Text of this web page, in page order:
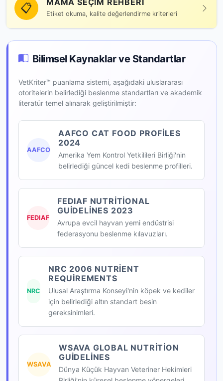
📋 Etiket okuma, kalite değerlendirme kriterleri
Bilimsel Kaynaklar ve Standartlar
VetKriter™ puanlama sistemi, aşağıdaki uluslararası
otoritelerin belirlediği beslenme standartları ve akademik
literatür temel alınarak geliştirilmiştir:
AAFCO
AAFCO CAT FOOD PROFILES
2024
Amerika Yem Kontrol Yetkilileri Birliği'nin
belirlediği güncel kedi beslenme profilleri.
FEDIAF
FEDIAF NUTRITIONAL
GUIDELINES 2023
Avrupa evcil hayvan yemi endüstrisi
federasyonu beslenme kılavuzları.
NRC
NRC 2006 NUTRIENT
REQUIREMENTS
Ulusal Araştırma Konseyi'nin köpek ve kediler
için belirlediği altın standart besin
gereksinimleri.
WSAVA
WSAVA GLOBAL NUTRITION
GUIDELINES
Dünya Küçük Hayvan Veteriner Hekimleri